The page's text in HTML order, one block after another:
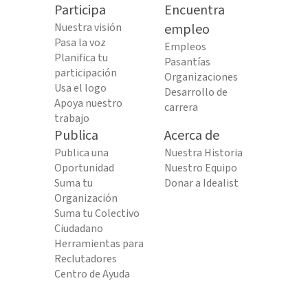
Participa
Nuestra visión
Pasa la voz
Planifica tu
participación
Usa el logo
Apoya nuestro
trabajo
Encuentra
empleo
Empleos
Pasantías
Organizaciones
Desarrollo de
carrera
Publica
Publica una
Oportunidad
Suma tu
Organización
Suma tu Colectivo
Ciudadano
Herramientas para
Reclutadores
Centro de Ayuda
Acerca de
Nuestra Historia
Nuestro Equipo
Donar a Idealist